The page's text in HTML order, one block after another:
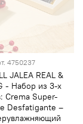
4750237
JALEA REAL &
- Набор из 3-х
Crema Super-
Desfatigante –